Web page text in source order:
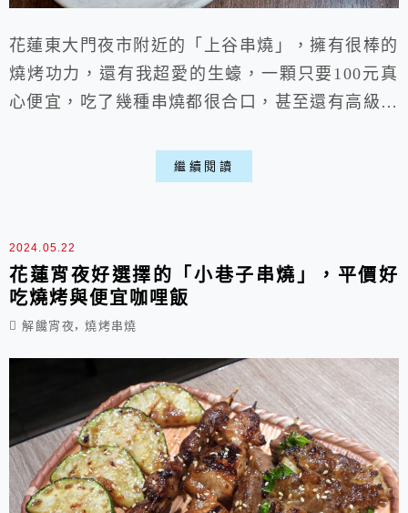
花蓮東大門夜市附近的「上谷串燒」，擁有很棒的
燒烤功力，還有我超愛的生蠔，一顆只要100元真
心便宜，吃了幾種串燒都很合口，甚至還有高級的
蓮旅遊，半夜餓了一定要來吃吃看。屬於比較低調
的日式居酒屋，幾乎沒看到宣傳，還是在Treads上
繼續閱讀
2024.05.22
花蓮宵夜好選擇的「小巷子串燒」，平價好
吃燒烤與便宜咖哩飯
解饞宵夜,燒烤串燒